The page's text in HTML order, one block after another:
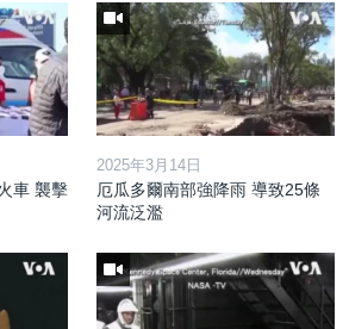
車 襲擊
2025年3月14日
厄瓜多爾南部強降雨 導致25條
河流泛濫